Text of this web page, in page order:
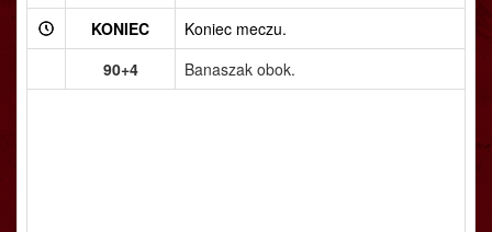
KONIEC
Koniec meczu.
90+4
Banaszak obok.